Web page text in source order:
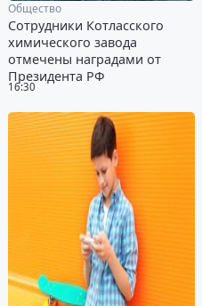
16:30
Общество
Сотрудники Котласского
химического завода
отмечены наградами от
Президента РФ